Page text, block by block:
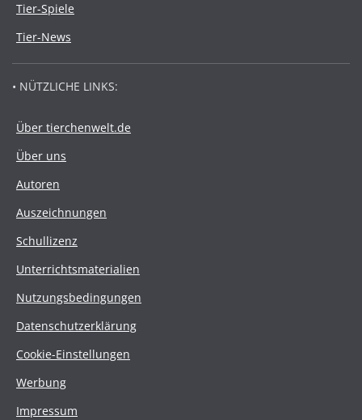
Tier-Spiele
Tier-News
• NÜTZLICHE LINKS:
Über tierchenwelt.de
Über uns
Autoren
Auszeichnungen
Schullizenz
Unterrichtsmaterialien
Nutzungsbedingungen
Datenschutzerklärung
Cookie-Einstellungen
Werbung
Impressum